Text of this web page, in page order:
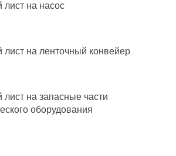
на насос
на ленточный конвейер
на запасные части
оборудования